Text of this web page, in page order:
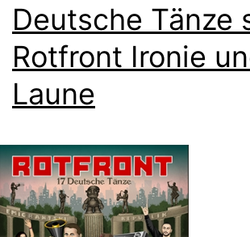
Deutsche Tänze
Rotfront Ironie
Laune